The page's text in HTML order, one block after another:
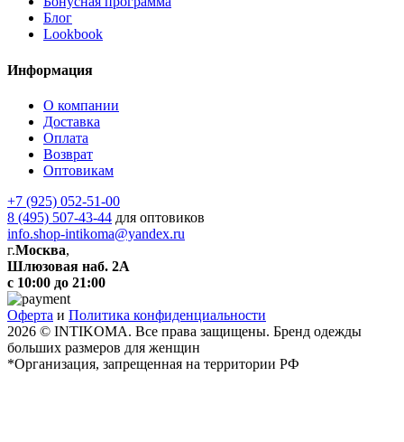
Блог
Lookbook
Информация
О компании
Доставка
Оплата
Возврат
Оптовикам
+7 (925) 052-51-00
8 (495) 507-43-44 для оптовиков
info.shop-intikoma@yandex.ru
г.Москва,
Шлюзовая наб. 2А
с 10:00 до 21:00
Оферта и Политика конфиденциальности
2026 © INTIKOMA. Все права защищены. Бренд одежды
больших размеров для женщин
*Организация, запрещенная на территории РФ